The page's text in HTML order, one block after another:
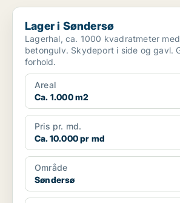
Lager i Søndersø
Lager i Søndersø
Lagerhal, ca. 1000 kvadratmeter
betongulv. Skydeport i side og gavl. Gode tilkøres
forhold.
Areal
Ca. 1.000 m2
Pris pr. md.
Ca. 10.000 pr md
Område
Søndersø